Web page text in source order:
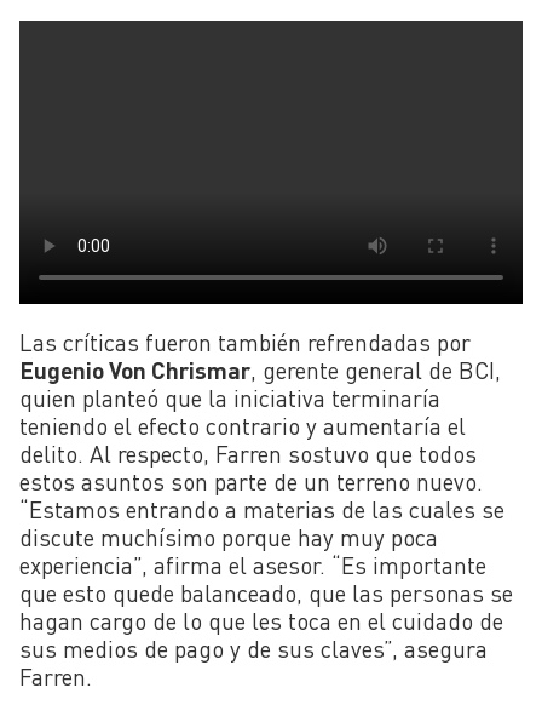
Las críticas fueron también refrendadas por
Eugenio Von Chrismar , gerente general de BCI,
quien planteó que la iniciativa terminaría
teniendo el efecto contrario y aumentaría el
delito. Al respecto, Farren sostuvo que todos
estos asuntos son parte de un terreno nuevo.
“Estamos entrando a materias de las cuales se
discute muchísimo porque hay muy poca
experiencia”, afirma el asesor. “Es importante
que esto quede balanceado, que las personas se
hagan cargo de lo que les toca en el cuidado de
sus medios de pago y de sus claves”, asegura
Farren.